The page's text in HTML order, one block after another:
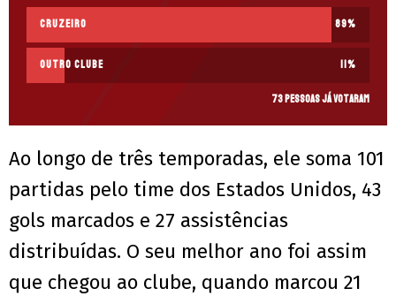
Cruzeiro 89%
Outro clube 11%
73 pessoas já votaram
Ao longo de três temporadas, ele soma 101
partidas pelo time dos Estados Unidos, 43
gols marcados e 27 assistências
distribuídas. O seu melhor ano foi assim
que chegou ao clube, quando marcou 21